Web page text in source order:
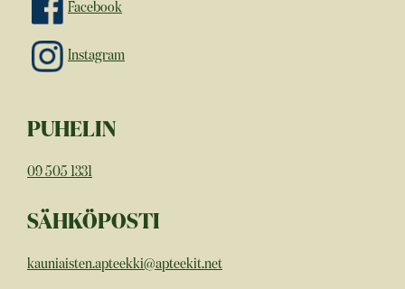
Facebook
Instagram
PUHELIN
09 505 1331
SÄHKÖPOSTI
kauniaisten.apteekki@apteekit.net